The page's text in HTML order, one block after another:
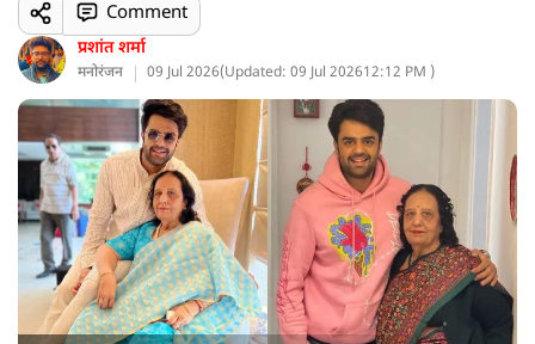
प्रशांत शर्मा
मनोरंजन 09 Jul 2026(Updated: 09 Jul 202612:12 PM )
Comment